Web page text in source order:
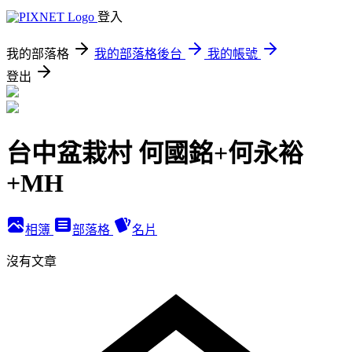
登入
我的部落格 我的部落格後台
我的帳號
登出
台中盆栽村 何國銘+何永裕
+MH
相簿 部落格 名片
沒有文章